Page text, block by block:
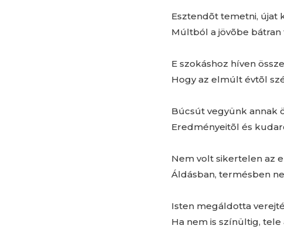
Esztendõt temetni, újat
Múltból a jövõbe bátran
E szokáshoz híven
Hogy az elmúlt évtõl
Búcsút vegyünk annak
Eredményeitõl és
Nem volt sikertelen az
Áldásban, termésben
Isten megáldotta
Ha nem is színültig,